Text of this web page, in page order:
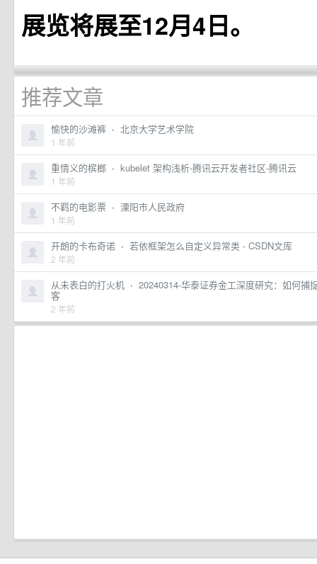
展览将展至12月4日。
推荐文章
愉快的沙滩裤 · 北京大学艺术学院
1 年前
重情义的槟榔 · kubelet 架构浅析-腾讯云开发者社区-腾讯云
1 年前
不羁的电影票 · 溧阳市人民政府
1 年前
开朗的卡布奇诺 · 若依框架怎么自定义异常类 - CSDN文库
2 年前
从未表白的打火机 · 20240314-华泰证券金工深度研究：如何捕
客
2 年前